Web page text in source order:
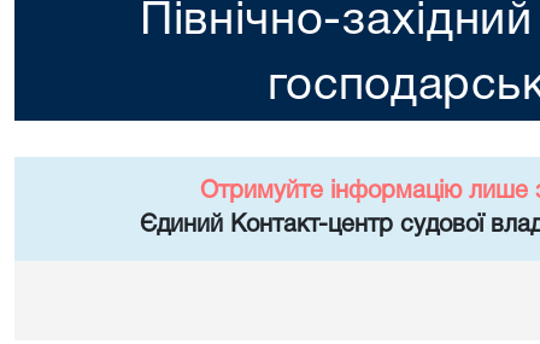
Північно-
Отримуйте інформацію лише
Єдиний Контакт-центр судової